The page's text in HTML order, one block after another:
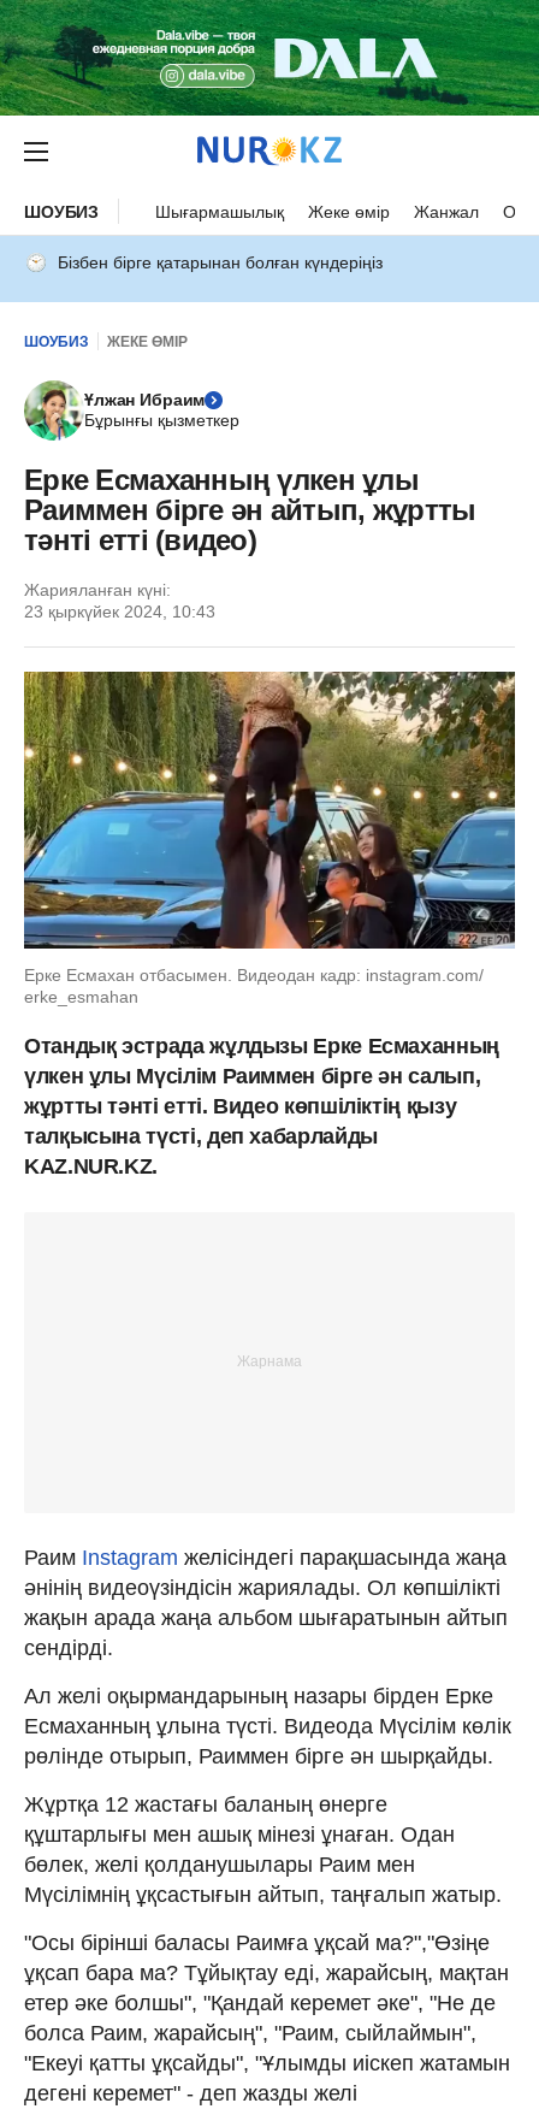
ШОУБИЗ Шығармашылық Жеке өмір Жанжал
Бізбен бірге қатарынан болған күндеріңіз
ШОУБИЗ ЖЕКЕ ӨМІР
Ұлжан Ибраим
Бұрынғы қызметкер
Ерке Есмаханның үлкен ұлы
Раиммен бірге ән айтып, жұртты
тәнті етті (видео)
Жарияланған күні:
23 қыркүйек 2024, 10:43
Ерке Есмахан отбасымен. Видеодан кадр: instagram.com/
erke_esmahan
Отандық эстрада жұлдызы Ерке Есмаханның
үлкен ұлы Мүсілім Раиммен бірге ән салып,
жұртты тәнті етті. Видео көпшіліктің қызу
талқысына түсті, деп хабарлайды
KAZ.NUR.KZ.
Раим Instagram желісіндегі парақшасында жаңа
әнінің видеоүзіндісін жариялады. Ол көпшілікті
жақын арада жаңа альбом шығаратынын айтып
сендірді.
Ал желі оқырмандарының назары бірден Ерке
Есмаханның ұлына түсті. Видеода Мүсілім көлік
рөлінде отырып, Раиммен бірге ән шырқайды.
Жұртқа 12 жастағы баланың өнерге
құштарлығы мен ашық мінезі ұнаған. Одан
бөлек, желі қолданушылары Раим мен
Мүсілімнің ұқсастығын айтып, таңғалып жатыр.
"Осы бірінші баласы Раимға ұқсай ма?","Өзіңе
ұқсап бара ма? Тұйықтау еді, жарайсың, мақтан
етер әке болшы", "Қандай керемет әке", "Не де
болса Раим, жарайсың", "Раим, сыйлаймын",
"Екеуі қатты ұқсайды", "Ұлымды иіскеп жатамын
дегені керемет" - деп жазды желі